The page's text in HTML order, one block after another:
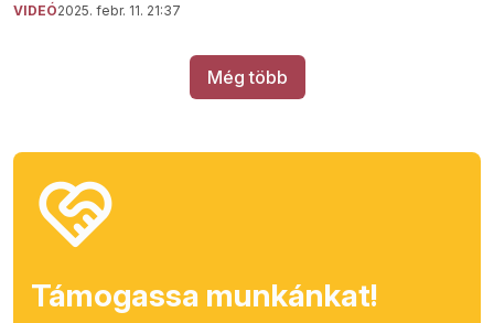
VIDEÓ2025. febr. 11. 21:37
Még több
Támogassa munkánkat!